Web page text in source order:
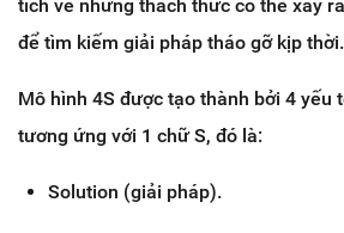
tích về những thách thức có thể xảy
để tìm kiếm giải pháp tháo gỡ kịp thời.
Mô hình 4S được tạo thành bởi 4 yếu
tương ứng với 1 chữ S, đó là:
Solution (giải pháp).